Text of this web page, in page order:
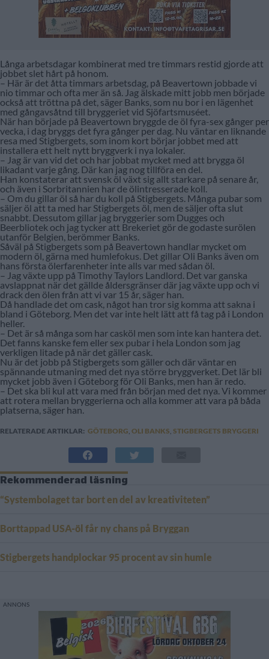
Långa arbetsdagar kombinerat med tre timmars restid gjorde att
jobbet slet hårt på honom.
– Här är det åtta timmars arbetsdag, på Beavertown jobbade vi
nio timmar och ofta mer än så. Jag älskade mitt jobb men började
också att tröttna på det, säger Banks, som nu bor i en lägenhet
med gångavsåtnd till bryggeriet vid Sjöfartsmuséet.
När han började på Beavertown bryggde de öl fyra-sex gånger per
vecka, i dag bryggs det fyra gånger per dag. Nu väntar en liknande
resa med Stigbergets, som inom kort börjar jobbet med att
installera ett helt nytt bryggverk i nya lokaler.
– Jag är van vid det och har jobbat mycket med att brygga öl
likadant varje gång. Där kan jag nog tillföra en del.
Han konstaterar att svensk öl växt sig allt starkare på senare år,
och även i Sorbritannien har de ölintresserade koll.
– Om du gillar öl så har du koll på Stigbergets. Många pubar som
säljer öl att ta med har Stigbergets öl, men de säljer ofta slut
snabbt. Dessutom gillar jag bryggerier som Dugges och
Beerbliotek och jag tycker att Brekeriet gör de godaste surölen
utanför Belgien, berömmer Banks.
Såväl på Stigbergets som på Beavertown handlar mycket om
modern öl, gärna med humlefokus. Det gillar Oli Banks även om
hans första ölerfarenheter inte alls var med sådan öl.
– Jag växte upp på Timothy Taylors Landlord. Det var ganska
avslappnat när det gällde åldersgränser där jag växte upp och vi
drack den ölen från att vi var 15 år, säger han.
Då handlade det om cask, något han tror sig komma att sakna i
bland i Göteborg. Men det var inte helt lätt att få tag på i London
heller.
– Det är så många som har casköl men som inte kan hantera det.
Det fanns kanske fem eller sex pubar i hela London som jag
verkligen litade på när det gäller cask.
Nu är det jobb på Stigbergets som gäller och där väntar en
spännande utmaning med det nya större bryggverket. Det lär bli
mycket jobb även i Göteborg för Oli Banks, men han är redo.
– Det ska bli kul att vara med från början med det nya. Vi kommer
att rotera mellan bryggerierna och alla kommer att vara på båda
platserna, säger han.
RELATERADE ARTIKLAR: GÖTEBORG, OLI BANKS, STIGBERGETS BRYGGERI
Rekommenderad läsning
“Systembolaget tar bort en del av kreativiteten”
Borttappad USA-öl får ny chans på Bryggan
Stigbergets handplockar 95 procent av sin humle